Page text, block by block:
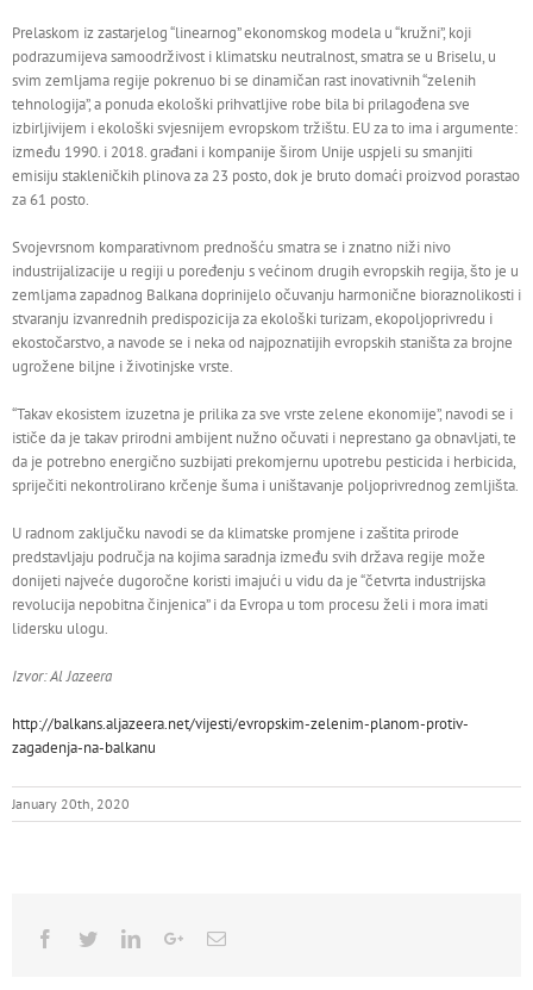
Prelaskom iz zastarjelog “linearnog” ekonomskog modela u “kružni”, koji
podrazumijeva samoodrživost i klimatsku neutralnost, smatra se u Briselu, u
svim zemljama regije pokrenuo bi se dinamičan rast inovativnih “zelenih
tehnologija”, a ponuda ekološki prihvatljive robe bila bi prilagođena sve
izbirljivijem i ekološki svjesnijem evropskom tržištu. EU za to ima i argumente:
između 1990. i 2018. građani i kompanije širom Unije uspjeli su smanjiti
emisiju stakleničkih plinova za 23 posto, dok je bruto domaći proizvod porastao
za 61 posto.
Svojevrsnom komparativnom prednošću smatra se i znatno niži nivo
industrijalizacije u regiji u poređenju s većinom drugih evropskih regija, što je u
zemljama zapadnog Balkana doprinijelo očuvanju harmonične bioraznolikosti i
stvaranju izvanrednih predispozicija za ekološki turizam, ekopoljoprivredu i
ekostočarstvo, a navode se i neka od najpoznatijih evropskih staništa za brojne
ugrožene biljne i životinjske vrste.
“Takav ekosistem izuzetna je prilika za sve vrste zelene ekonomije”, navodi se i
ističe da je takav prirodni ambijent nužno očuvati i neprestano ga obnavljati, te
da je potrebno energično suzbijati prekomjernu upotrebu pesticida i herbicida,
spriječiti nekontrolirano krčenje šuma i uništavanje poljoprivrednog zemljišta.
U radnom zaključku navodi se da klimatske promjene i zaštita prirode
predstavljaju područja na kojima saradnja između svih država regije može
donijeti najveće dugoročne koristi imajući u vidu da je “četvrta industrijska
revolucija nepobitna činjenica” i da Evropa u tom procesu želi i mora imati
lidersku ulogu.
Izvor: Al Jazeera
http://balkans.aljazeera.net/vijesti/evropskim-zelenim-planom-protiv-
zagadenja-na-balkanu
January 20th, 2020
Facebook
TwitterLinkedinGoogle+Email